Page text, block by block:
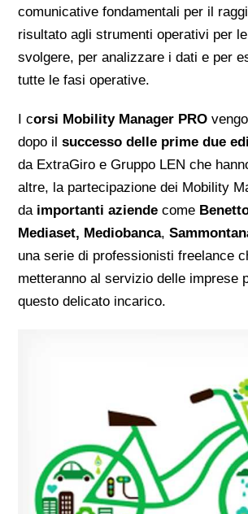
comunicative fondamentali per il
risultato agli strumenti operativi per
svolgere, per analizzare i dati e per
tutte le fasi operative.
I corsi Mobility Manager PRO
dopo ilsuccesso delle prime due
da ExtraGiro e Gruppo LEN che
altre, la partecipazione dei Mobility
da importanti aziendecome
Mediaset, Mediobanca,
una serie di professionisti freelance
metteranno al servizio delle imprese
questo delicato incarico.